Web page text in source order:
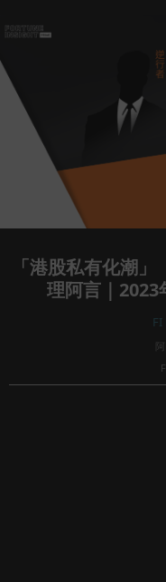
「港股私有化潮
理阿言｜2023
FI